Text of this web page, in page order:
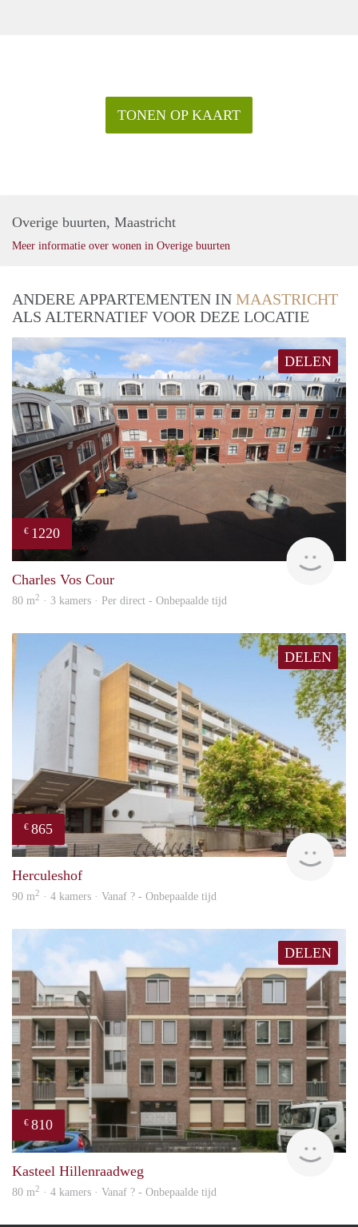
TONEN OP KAART
Overige buurten, Maastricht
Meer informatie over wonen in Overige buurten
ANDERE APPARTEMENTEN IN MAASTRICHT
ALS ALTERNATIEF VOOR DEZE LOCATIE
DELEN
€ 1220
Charles Vos Cour
80 m2 · 3 kamers · Per direct - Onbepaalde tijd
DELEN
€ 865
Herculeshof
90 m2 · 4 kamers · Vanaf ? - Onbepaalde tijd
DELEN
€ 810
Kasteel Hillenraadweg
80 m2 · 4 kamers · Vanaf ? - Onbepaalde tijd